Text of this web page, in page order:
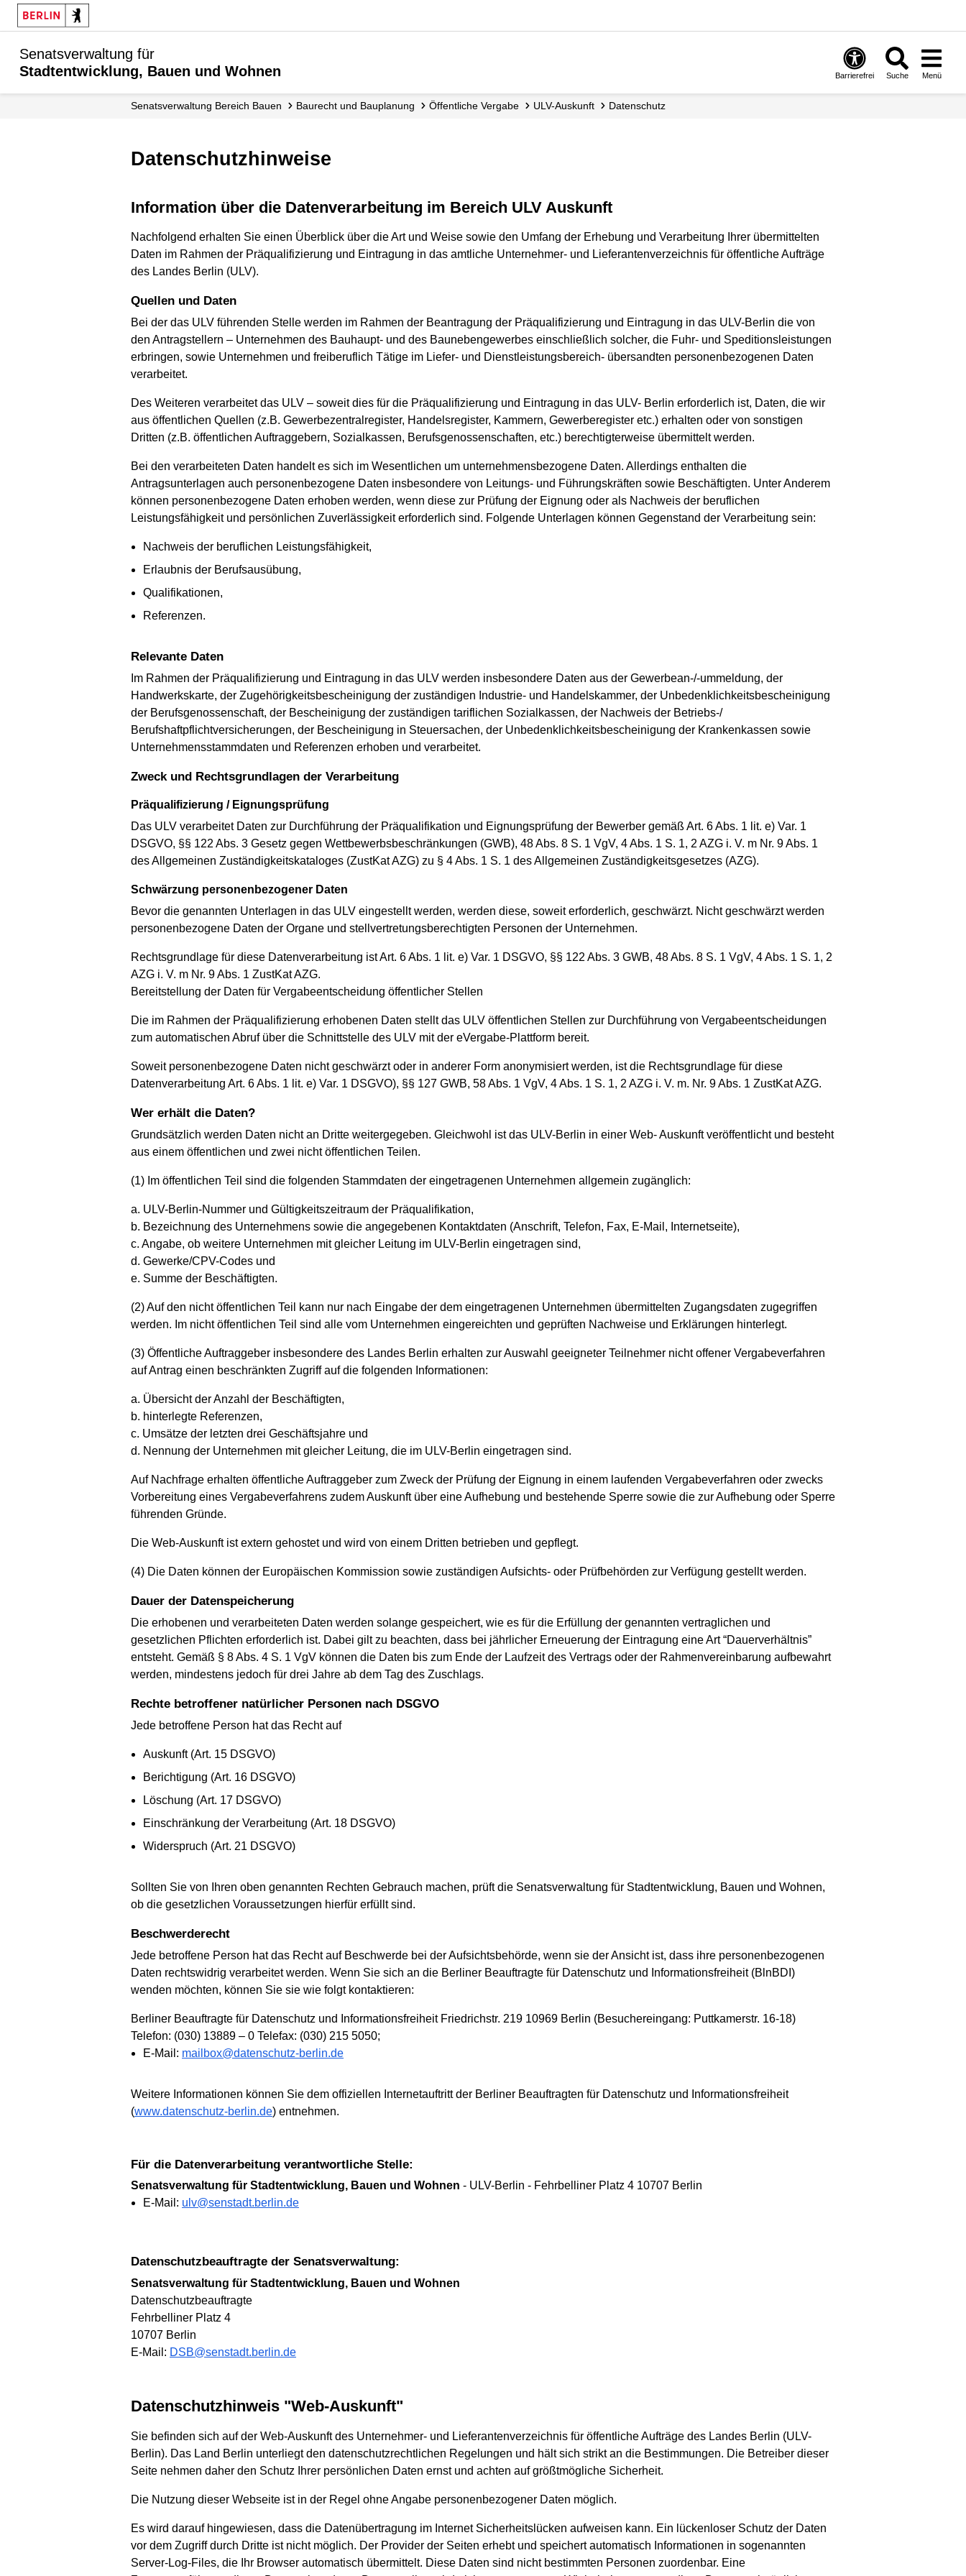
Senatsverwaltung für
Stadtentwicklung, Bauen und Wohnen
Barrierefrei Suche Menü
Senats­verwaltung Bereich Bauen Baurecht und Bauplanung Öffentliche Vergabe ULV-Auskunft Datenschutz
Datenschutzhinweise
Information über die Datenverarbeitung im Bereich ULV Auskunft
Nachfolgend erhalten Sie einen Überblick über die Art und Weise sowie den Umfang der Erhebung und Verarbeitung Ihrer übermittelten
Daten im Rahmen der Präqualifizierung und Eintragung in das amtliche Unternehmer- und Lieferantenverzeichnis für öffentliche Aufträge
des Landes Berlin (ULV).
Quellen und Daten
Bei der das ULV führenden Stelle werden im Rahmen der Beantragung der Präqualifizierung und Eintragung in das ULV-Berlin die von
den Antragstellern – Unternehmen des Bauhaupt- und des Baunebengewerbes einschließlich solcher, die Fuhr- und Speditionsleistungen
erbringen, sowie Unternehmen und freiberuflich Tätige im Liefer- und Dienstleistungsbereich- übersandten personenbezogenen Daten
verarbeitet.
Des Weiteren verarbeitet das ULV – soweit dies für die Präqualifizierung und Eintragung in das ULV- Berlin erforderlich ist, Daten, die wir
aus öffentlichen Quellen (z.B. Gewerbezentralregister, Handelsregister, Kammern, Gewerberegister etc.) erhalten oder von sonstigen
Dritten (z.B. öffentlichen Auftraggebern, Sozialkassen, Berufsgenossenschaften, etc.) berechtigterweise übermittelt werden.
Bei den verarbeiteten Daten handelt es sich im Wesentlichen um unternehmensbezogene Daten. Allerdings enthalten die
Antragsunterlagen auch personenbezogene Daten insbesondere von Leitungs- und Führungskräften sowie Beschäftigten. Unter Anderem
können personenbezogene Daten erhoben werden, wenn diese zur Prüfung der Eignung oder als Nachweis der beruflichen
Leistungsfähigkeit und persönlichen Zuverlässigkeit erforderlich sind. Folgende Unterlagen können Gegenstand der Verarbeitung sein:
Nachweis der beruflichen Leistungsfähigkeit,
Erlaubnis der Berufsausübung,
Qualifikationen,
Referenzen.
Relevante Daten
Im Rahmen der Präqualifizierung und Eintragung in das ULV werden insbesondere Daten aus der Gewerbean-/-ummeldung, der
Handwerkskarte, der Zugehörigkeitsbescheinigung der zuständigen Industrie- und Handelskammer, der Unbedenklichkeits­bescheinigung
der Berufsgenossenschaft, der Bescheinigung der zuständigen tariflichen Sozialkassen, der Nachweis der Betriebs-/
Berufshaftpflichtversicherungen, der Bescheinigung in Steuersachen, der Unbedenklichkeits­bescheinigung der Krankenkassen sowie
Unternehmensstammdaten und Referenzen erhoben und verarbeitet.
Zweck und Rechtsgrundlagen der Verarbeitung
Präqualifizierung / Eignungsprüfung
Das ULV verarbeitet Daten zur Durchführung der Präqualifikation und Eignungsprüfung der Bewerber gemäß Art. 6 Abs. 1 lit. e) Var. 1
DSGVO, §§ 122 Abs. 3 Gesetz gegen Wettbewerbsbeschränkungen (GWB), 48 Abs. 8 S. 1 VgV, 4 Abs. 1 S. 1, 2 AZG i. V. m Nr. 9 Abs. 1
des Allgemeinen Zuständigkeitskataloges (ZustKat AZG) zu § 4 Abs. 1 S. 1 des Allgemeinen Zuständigkeitsgesetzes (AZG).
Schwärzung personenbezogener Daten
Bevor die genannten Unterlagen in das ULV eingestellt werden, werden diese, soweit erforderlich, geschwärzt. Nicht geschwärzt werden
personenbezogene Daten der Organe und stellvertretungsberechtigten Personen der Unternehmen.
Rechtsgrundlage für diese Datenverarbeitung ist Art. 6 Abs. 1 lit. e) Var. 1 DSGVO, §§ 122 Abs. 3 GWB, 48 Abs. 8 S. 1 VgV, 4 Abs. 1 S. 1, 2
AZG i. V. m Nr. 9 Abs. 1 ZustKat AZG.
Bereitstellung der Daten für Vergabeentscheidung öffentlicher Stellen
Die im Rahmen der Präqualifizierung erhobenen Daten stellt das ULV öffentlichen Stellen zur Durchführung von Vergabeentscheidungen
zum automatischen Abruf über die Schnittstelle des ULV mit der eVergabe-Plattform bereit.
Soweit personenbezogene Daten nicht geschwärzt oder in anderer Form anonymisiert werden, ist die Rechtsgrundlage für diese
Datenverarbeitung Art. 6 Abs. 1 lit. e) Var. 1 DSGVO), §§ 127 GWB, 58 Abs. 1 VgV, 4 Abs. 1 S. 1, 2 AZG i. V. m. Nr. 9 Abs. 1 ZustKat AZG.
Wer erhält die Daten?
Grundsätzlich werden Daten nicht an Dritte weitergegeben. Gleichwohl ist das ULV-Berlin in einer Web- Auskunft veröffentlicht und besteht
aus einem öffentlichen und zwei nicht öffentlichen Teilen.
(1) Im öffentlichen Teil sind die folgenden Stammdaten der eingetragenen Unternehmen allgemein zugänglich:
a. ULV-Berlin-Nummer und Gültigkeitszeitraum der Präqualifikation,
b. Bezeichnung des Unternehmens sowie die angegebenen Kontaktdaten (Anschrift, Telefon, Fax, E-Mail, Internetseite),
c. Angabe, ob weitere Unternehmen mit gleicher Leitung im ULV-Berlin eingetragen sind,
d. Gewerke/CPV-Codes und
e. Summe der Beschäftigten.
(2) Auf den nicht öffentlichen Teil kann nur nach Eingabe der dem eingetragenen Unternehmen übermittelten Zugangsdaten zugegriffen
werden. Im nicht öffentlichen Teil sind alle vom Unternehmen eingereichten und geprüften Nachweise und Erklärungen hinterlegt.
(3) Öffentliche Auftraggeber insbesondere des Landes Berlin erhalten zur Auswahl geeigneter Teilnehmer nicht offener Vergabeverfahren
auf Antrag einen beschränkten Zugriff auf die folgenden Informationen:
a. Übersicht der Anzahl der Beschäftigten,
b. hinterlegte Referenzen,
c. Umsätze der letzten drei Geschäftsjahre und
d. Nennung der Unternehmen mit gleicher Leitung, die im ULV-Berlin eingetragen sind.
Auf Nachfrage erhalten öffentliche Auftraggeber zum Zweck der Prüfung der Eignung in einem laufenden Vergabeverfahren oder zwecks
Vorbereitung eines Vergabeverfahrens zudem Auskunft über eine Aufhebung und bestehende Sperre sowie die zur Aufhebung oder Sperre
führenden Gründe.
Die Web-Auskunft ist extern gehostet und wird von einem Dritten betrieben und gepflegt.
(4) Die Daten können der Europäischen Kommission sowie zuständigen Aufsichts- oder Prüfbehörden zur Verfügung gestellt werden.
Dauer der Datenspeicherung
Die erhobenen und verarbeiteten Daten werden solange gespeichert, wie es für die Erfüllung der genannten vertraglichen und
gesetzlichen Pflichten erforderlich ist. Dabei gilt zu beachten, dass bei jährlicher Erneuerung der Eintragung eine Art “Dauerverhältnis”
entsteht. Gemäß § 8 Abs. 4 S. 1 VgV können die Daten bis zum Ende der Laufzeit des Vertrags oder der Rahmenvereinbarung aufbewahrt
werden, mindestens jedoch für drei Jahre ab dem Tag des Zuschlags.
Rechte betroffener natürlicher Personen nach DSGVO
Jede betroffene Person hat das Recht auf
Auskunft (Art. 15 DSGVO)
Berichtigung (Art. 16 DSGVO)
Löschung (Art. 17 DSGVO)
Einschränkung der Verarbeitung (Art. 18 DSGVO)
Widerspruch (Art. 21 DSGVO)
Sollten Sie von Ihren oben genannten Rechten Gebrauch machen, prüft die Senatsverwaltung für Stadtentwicklung, Bauen und Wohnen,
ob die gesetzlichen Voraussetzungen hierfür erfüllt sind.
Beschwerderecht
Jede betroffene Person hat das Recht auf Beschwerde bei der Aufsichtsbehörde, wenn sie der Ansicht ist, dass ihre personenbezogenen
Daten rechtswidrig verarbeitet werden. Wenn Sie sich an die Berliner Beauftragte für Datenschutz und Informationsfreiheit (BlnBDI)
wenden möchten, können Sie sie wie folgt kontaktieren:
Berliner Beauftragte für Datenschutz und Informationsfreiheit Friedrichstr. 219 10969 Berlin (Besuchereingang: Puttkamerstr. 16-18)
Telefon: (030) 13889 – 0 Telefax: (030) 215 5050;
E-Mail: mailbox@datenschutz-berlin.de
Weitere Informationen können Sie dem offiziellen Internetauftritt der Berliner Beauftragten für Datenschutz und Informationsfreiheit
(www.datenschutz-berlin.de) entnehmen.
Für die Datenverarbeitung verantwortliche Stelle:
Senatsverwaltung für Stadtentwicklung, Bauen und Wohnen - ULV-Berlin - Fehrbelliner Platz 4 10707 Berlin
E-Mail: ulv@senstadt.berlin.de
Datenschutzbeauftragte der Senatsverwaltung:
Senatsverwaltung für Stadtentwicklung, Bauen und Wohnen
Datenschutzbeauftragte
Fehrbelliner Platz 4
10707 Berlin
E-Mail: DSB@senstadt.berlin.de
Datenschutzhinweis "Web-Auskunft"
Sie befinden sich auf der Web-Auskunft des Unternehmer- und Lieferantenverzeichnis für öffentliche Aufträge des Landes Berlin (ULV-
Berlin). Das Land Berlin unterliegt den datenschutzrechtlichen Regelungen und hält sich strikt an die Bestimmungen. Die Betreiber dieser
Seite nehmen daher den Schutz Ihrer persönlichen Daten ernst und achten auf größtmögliche Sicherheit.
Die Nutzung dieser Webseite ist in der Regel ohne Angabe personenbezogener Daten möglich.
Es wird darauf hingewiesen, dass die Datenübertragung im Internet Sicherheitslücken aufweisen kann. Ein lückenloser Schutz der Daten
vor dem Zugriff durch Dritte ist nicht möglich. Der Provider der Seiten erhebt und speichert automatisch Informationen in sogenannten
Server-Log-Files, die Ihr Browser automatisch übermittelt. Diese Daten sind nicht bestimmten Personen zuordenbar. Eine